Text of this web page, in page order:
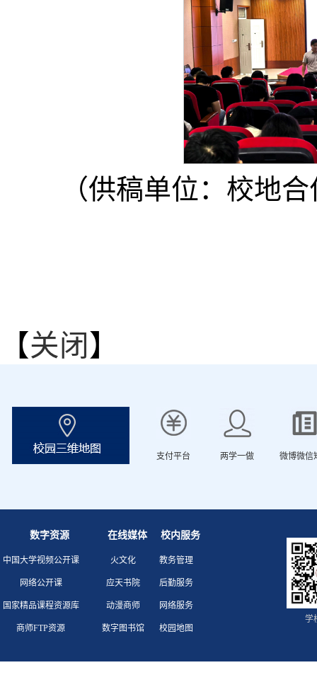
（供稿单位：校地
【关闭 】
支付平台 两学一做 微博微信
数字资源 在线媒体 校内服务
中国大学视频公开课
网络公开课
国家精品课程资源库
商师FTP资源
火文化
应天书院
动漫商师
数字图书馆
教务管理
后勤服务
网络服务
校园地图
学